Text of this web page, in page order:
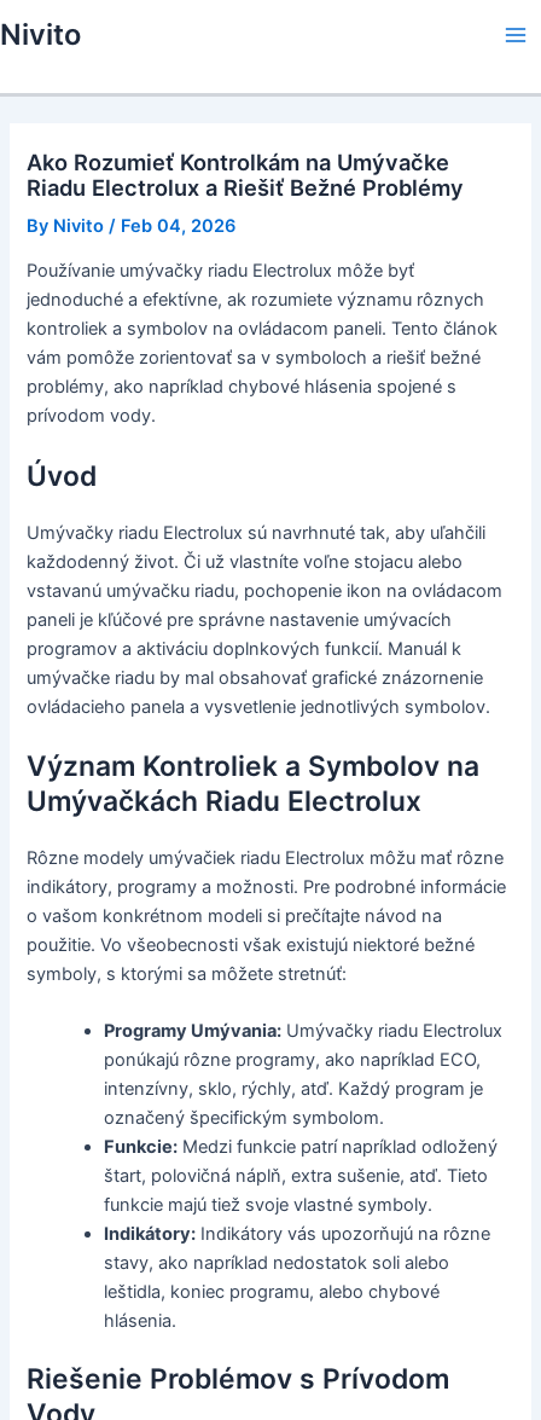
to
Nivito
Ako Rozumieť Kontrolkám na Umývačke
Riadu Electrolux a Riešiť Bežné Problémy
By Nivito / Feb 04, 2026
Používanie umývačky riadu Electrolux môže byť
jednoduché a efektívne, ak rozumiete významu rôznych
kontroliek a symbolov na ovládacom paneli. Tento článok
vám pomôže zorientovať sa v symboloch a riešiť bežné
problémy, ako napríklad chybové hlásenia spojené s
prívodom vody.
Úvod
Umývačky riadu Electrolux sú navrhnuté tak, aby uľahčili
každodenný život. Či už vlastníte voľne stojacu alebo
vstavanú umývačku riadu, pochopenie ikon na ovládacom
paneli je kľúčové pre správne nastavenie umývacích
programov a aktiváciu doplnkových funkcií. Manuál k
umývačke riadu by mal obsahovať grafické znázornenie
ovládacieho panela a vysvetlenie jednotlivých symbolov.
Význam Kontroliek a Symbolov na
Umývačkách Riadu Electrolux
Rôzne modely umývačiek riadu Electrolux môžu mať rôzne
indikátory, programy a možnosti. Pre podrobné informácie
o vašom konkrétnom modeli si prečítajte návod na
použitie. Vo všeobecnosti však existujú niektoré bežné
symboly, s ktorými sa môžete stretnúť:
Programy Umývania: Umývačky riadu Electrolux
ponúkajú rôzne programy, ako napríklad ECO,
intenzívny, sklo, rýchly, atď. Každý program je
označený špecifickým symbolom.
Funkcie: Medzi funkcie patrí napríklad odložený
štart, polovičná náplň, extra sušenie, atď. Tieto
funkcie majú tiež svoje vlastné symboly.
Indikátory: Indikátory vás upozorňujú na rôzne
stavy, ako napríklad nedostatok soli alebo
leštidla, koniec programu, alebo chybové
hlásenia.
Riešenie Problémov s Prívodom